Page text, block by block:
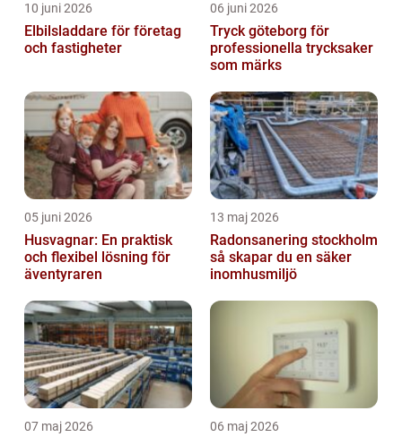
10 juni 2026
Elbilsladdare för företag
och fastigheter
06 juni 2026
Tryck göteborg för
professionella trycksaker
som märks
05 juni 2026
Husvagnar: En praktisk
och flexibel lösning för
äventyraren
13 maj 2026
Radonsanering stockholm
så skapar du en säker
inomhusmiljö
07 maj 2026 06 maj 2026